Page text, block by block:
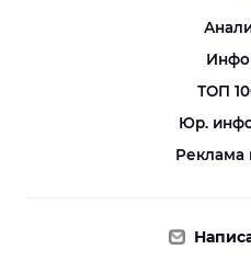
ТОП
Юр.
Реклама